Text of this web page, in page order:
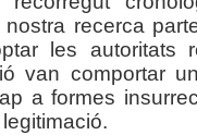
nostra recerca
les autoritats
van comportar
a formes